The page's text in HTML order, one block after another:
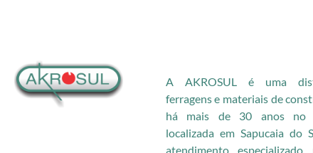
A AKROSUL é uma
ferragens e materiais de
há mais de 30 anos no
localizada em Sapucaia do
atendimento